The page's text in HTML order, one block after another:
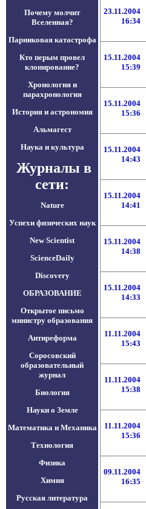
Почему молчит
Вселенная?
Парниковая катастрофа
Кто перым провел
клонирование?
Хронология и
парахронология
История и астрономия
Альмагест
Наука и культура
Журналы в
сети:
Nature
Успехи физических наук
New Scientist
ScienceDaily
Discovery
ОБРАЗОВАНИЕ
Открытое письмо
министру образования
Антиреформа
Соросовский
образовательный
журнал
Биология
Науки о Земле
Математика и Механика
Технология
Физика
Химия
Русская литература
23.11.2004
16:34
15.11.2004
15:39
15.11.2004
15:36
15.11.2004
14:43
15.11.2004
14:41
15.11.2004
14:38
15.11.2004
14:33
11.11.2004
15:43
11.11.2004
15:38
11.11.2004
15:36
09.11.2004
16:35